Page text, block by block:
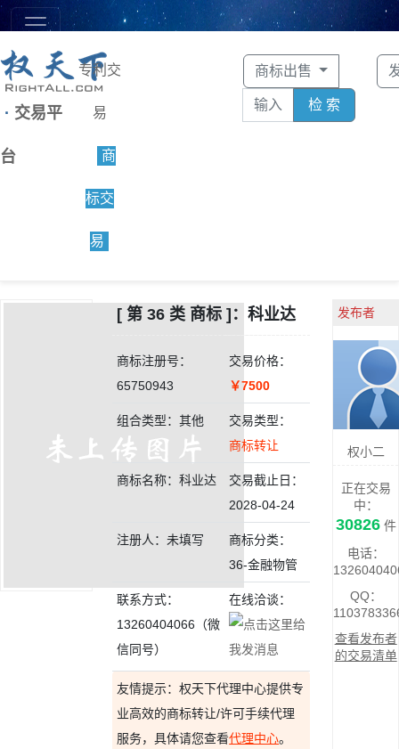
· 交易平
台
专利交
易
商
标交
易
商标出售
检 索
[ 第 36 类 商标 ]：科业达
商标注册号：
65750943
交易价格：
￥7500
组合类型：其他
交易类型：
商标转让
商标名称：科业达
交易截止日：
2028-04-24
注册人：未填写
商标分类：
36-金融物管
联系方式：
13260404066（微
信同号）
在线洽谈：
友情提示：权天下代理中心提供专
业高效的商标转让/许可手续代理
服务，具体请您查看代理中心。
发布者
权小二
正在交易
中：
30826件
电话：
QQ：
查看发布者
的交易清单